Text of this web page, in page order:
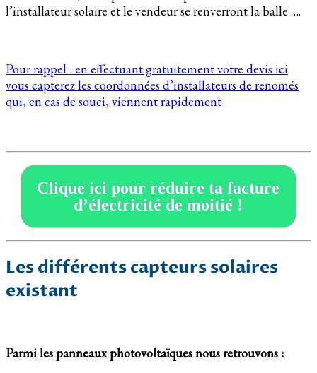
l’installateur solaire et le vendeur se renverront la balle ….
Pour rappel : en effectuant gratuitement votre devis ici
vous capterez les coordonnées d’installateurs de renomés
qui, en cas de souci, viennent rapidement
Clique ici pour réduire ta facture
d’électricité de moitié !
Les différents capteurs solaires
existant
Parmi les panneaux photovoltaïques nous retrouvons :